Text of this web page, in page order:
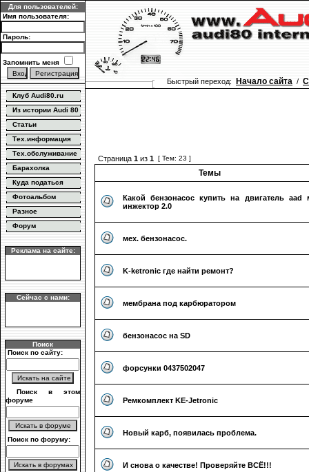
Для пользователей:
Имя пользователя:
Пароль:
Запомнить меня
Клуб Audi80.ru
Из истории Audi 80
Статьи
Тех.информация
Тех.обслуживание
Барахолка
Куда податься
Фотоальбом
Разное
Форум
Реклама на сайте:
Сейчас с нами:
Поиск
Поиск по сайту:
Поиск в этом
форуме
Поиск по форуму:
Быстрый переход: Начало сайта /
Страница 1из 1 [ Тем: 23 ]
Темы
Какой бензонасос купить на двигатель aad
инжектор 2.0
мех. бензонасос.
K-ketronic где найти ремонт?
мембрана под карбюратором
бензонасос на SD
форсунки 0437502047
Ремкомплект KE-Jetronic
Новый карб, появилась проблема.
И снова о качестве! Проверяйте ВСЁ!!!